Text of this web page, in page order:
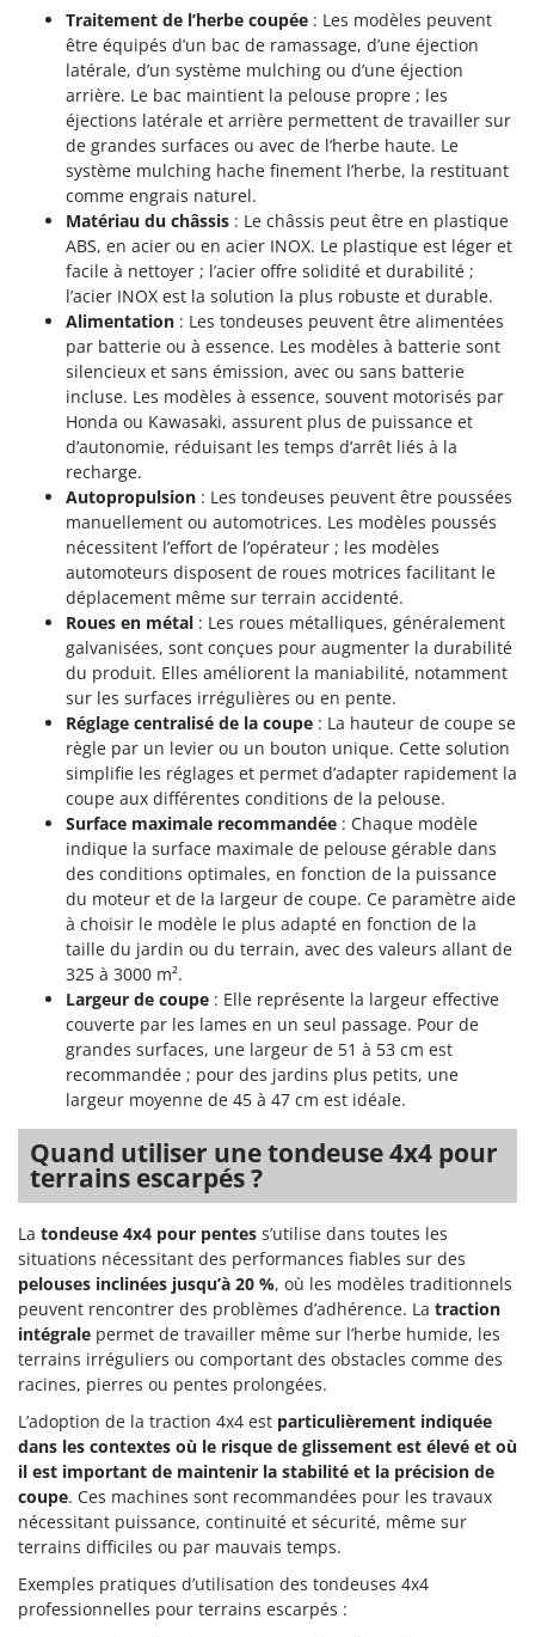
Seven Italy
Shark
Silky
Simatech
Sirman
Skil
Smartwood
Smeg
Snapper
Solidur
Spice Electronics
Spiralmac
Spring Protezione
Spyro
Stanley
Stiga
Stocker
Sunseeker
Tecla
TecnoGen
Tellarini Pompe
Telwin
Tenco
Tineco
Titania
Tornado
Tre Spade
Trev - Abrek - TecnoVIR
Trotec
Troy-Bilt
U
Udor
Unger
V
Verdemax
Vesco
Volpi
W
Waldner
Weber
WIDU
Wiper EcoRobot
Wolf Garten
Wortex
Worx
Traitement de l’herbe coupée : Les modèles peuvent
être équipés d’un bac de ramassage, d’une éjection
latérale, d’un système mulching ou d’une éjection
arrière. Le bac maintient la pelouse propre ; les
éjections latérale et arrière permettent de travailler sur
de grandes surfaces ou avec de l’herbe haute. Le
système mulching hache finement l’herbe, la restituant
comme engrais naturel.
Matériau du châssis : Le châssis peut être en plastique
ABS, en acier ou en acier INOX. Le plastique est léger et
facile à nettoyer ; l’acier offre solidité et durabilité ;
l’acier INOX est la solution la plus robuste et durable.
Alimentation : Les tondeuses peuvent être alimentées
par batterie ou à essence. Les modèles à batterie sont
silencieux et sans émission, avec ou sans batterie
incluse. Les modèles à essence, souvent motorisés par
Honda ou Kawasaki, assurent plus de puissance et
d’autonomie, réduisant les temps d’arrêt liés à la
recharge.
Autopropulsion : Les tondeuses peuvent être poussées
manuellement ou automotrices. Les modèles poussés
nécessitent l’effort de l’opérateur ; les modèles
automoteurs disposent de roues motrices facilitant le
déplacement même sur terrain accidenté.
Roues en métal : Les roues métalliques, généralement
galvanisées, sont conçues pour augmenter la durabilité
du produit. Elles améliorent la maniabilité, notamment
sur les surfaces irrégulières ou en pente.
Réglage centralisé de la coupe : La hauteur de coupe se
règle par un levier ou un bouton unique. Cette solution
simplifie les réglages et permet d’adapter rapidement la
coupe aux différentes conditions de la pelouse.
Surface maximale recommandée : Chaque modèle
indique la surface maximale de pelouse gérable dans
des conditions optimales, en fonction de la puissance
du moteur et de la largeur de coupe. Ce paramètre aide
à choisir le modèle le plus adapté en fonction de la
taille du jardin ou du terrain, avec des valeurs allant de
325 à 3000 m².
Largeur de coupe : Elle représente la largeur effective
couverte par les lames en un seul passage. Pour de
grandes surfaces, une largeur de 51 à 53 cm est
recommandée ; pour des jardins plus petits, une
largeur moyenne de 45 à 47 cm est idéale.
Quand utiliser une tondeuse 4x4 pour
terrains escarpés ?
La tondeuse 4x4 pour pentes s’utilise dans toutes les
situations nécessitant des performances fiables sur des
pelouses inclinées jusqu’à 20 %, où les modèles traditionnels
peuvent rencontrer des problèmes d’adhérence. La traction
intégrale permet de travailler même sur l’herbe humide, les
terrains irréguliers ou comportant des obstacles comme des
racines, pierres ou pentes prolongées.
L’adoption de la traction 4x4 est particulièrement indiquée
dans les contextes où le risque de glissement est élevé et où
il est important de maintenir la stabilité et la précision de
coupe. Ces machines sont recommandées pour les travaux
nécessitant puissance, continuité et sécurité, même sur
terrains difficiles ou par mauvais temps.
Exemples pratiques d’utilisation des tondeuses 4x4
professionnelles pour terrains escarpés :